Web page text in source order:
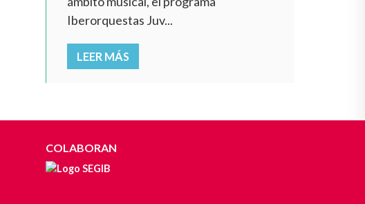
Iberorquestas Juv...
LEER MÁS
COLABORAN